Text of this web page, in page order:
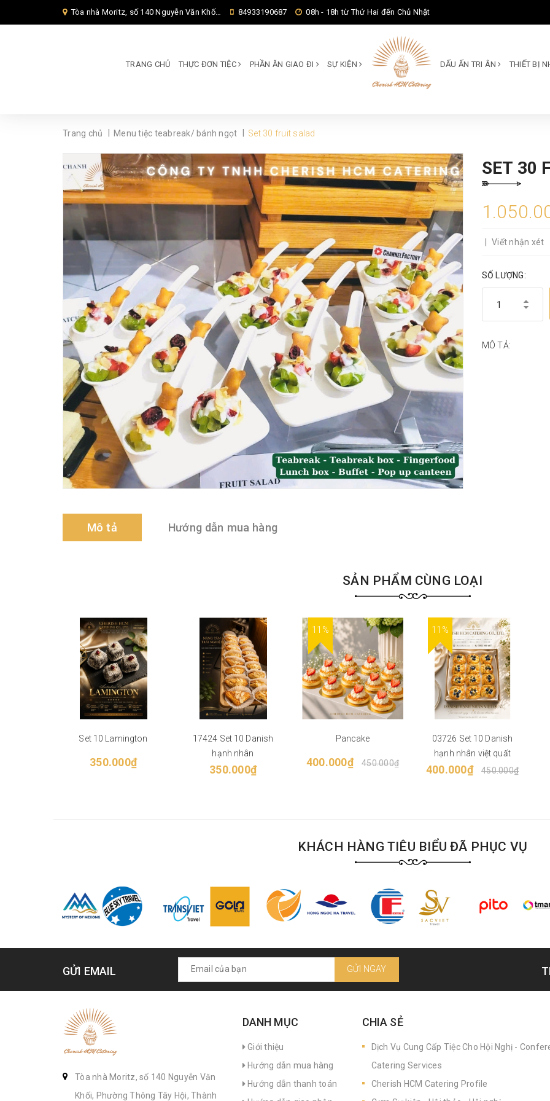
Tòa nhà Moritz, số 140 Nguyễn Văn Khối, Phường Thông Tây Hội, Thành phố Hồ Chí Minh, TP Hồ Chí Minh, 84933190687 08h - 18h từ Thứ Hai đến Chủ Nhật
TRANG CHỦ THỰC ĐƠN TIỆC PHẦN ĂN GIAO ĐI SỰ KIỆN DẤU ẤN TRI ÂN THIẾT BỊ
Trang chủ Menu tiệc teabreak/ bánh ngọt Set 30 fruit salad
SET 30
Viết nhận xét
SỐ LƯỢNG:
MÔ TẢ:
Mô tả Hướng dẫn mua hàng
SẢN PHẨM CÙNG LOẠI
Set 10 Lamington
350.000₫
17424 Set 10 Danish
hạnh nhân
350.000₫
11%
Pancake
400.000₫ 450.000₫
11%
03726 Set 10 Danish
hạnh nhân việt quất
400.000₫ 450.000₫
KHÁCH HÀNG TIÊU BIỂU ĐÃ PHỤC VỤ
GỬI EMAIL GỬI NGAY
Tòa nhà Moritz, số 140 Nguyễn Văn
Khối, Phường Thông Tây Hội, Thành
DANH MỤC
Giới thiệu
Hướng dẫn mua hàng
Hướng dẫn thanh toán
CHIA SẺ
Dịch Vụ Cung Cấp Tiệc Cho Hội Nghị -
Catering Services
Cherish HCM Catering Profile